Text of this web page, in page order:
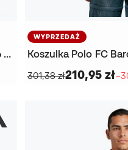
Koszulka Polo Valencia CF 2025-2026 Trening
WYPRZEDAŻ
301,38 zł210,95 zł